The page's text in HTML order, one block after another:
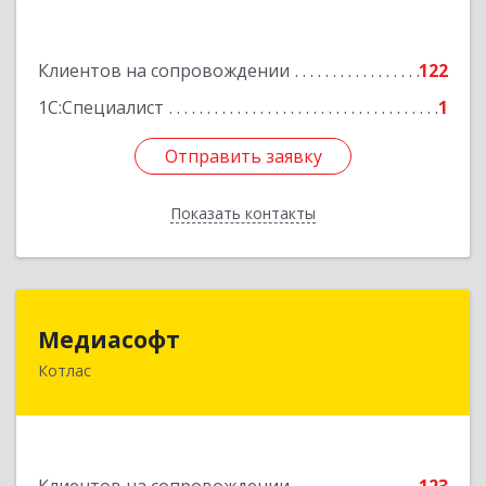
Клиентов на сопровождении
122
1С:Специалист
1
Отправить заявку
Показать контакты
Отправить заявку
Назад
Медиасофт
Котлас